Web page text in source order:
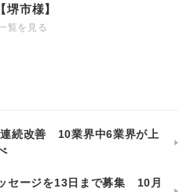
堺市様】
覧を見る
続改善 10業界中6業界が上
セージを13日まで募集 10月